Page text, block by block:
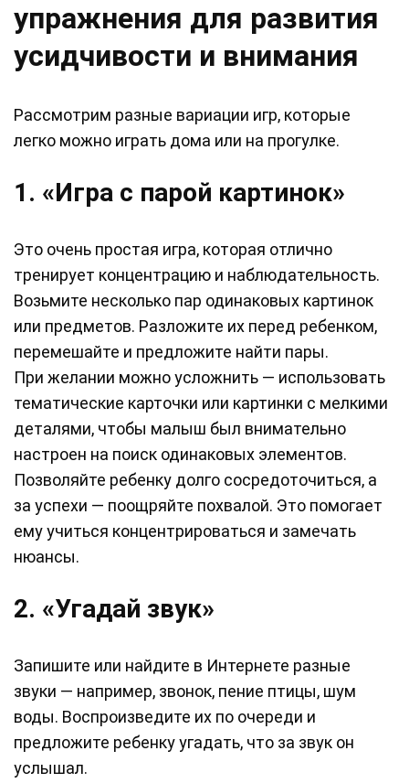
упражнения для развития
усидчивости и внимания
Рассмотрим разные вариации игр, которые
легко можно играть дома или на прогулке.
1. «Игра с парой картинок»
Это очень простая игра, которая отлично
тренирует концентрацию и наблюдательность.
Возьмите несколько пар одинаковых картинок
или предметов. Разложите их перед ребенком,
перемешайте и предложите найти пары.
При желании можно усложнить — использовать
тематические карточки или картинки с мелкими
деталями, чтобы малыш был внимательно
настроен на поиск одинаковых элементов.
Позволяйте ребенку долго сосредоточиться, а
за успехи — поощряйте похвалой. Это помогает
ему учиться концентрироваться и замечать
нюансы.
2. «Угадай звук»
Запишите или найдите в Интернете разные
звуки — например, звонок, пение птицы, шум
воды. Воспроизведите их по очереди и
предложите ребенку угадать, что за звук он
услышал.